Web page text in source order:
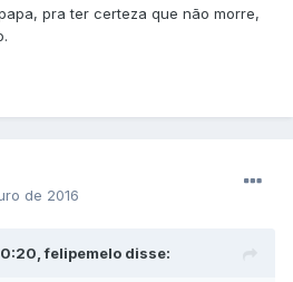
pra ter certeza que não morre,
de 2016
felipemelo disse: